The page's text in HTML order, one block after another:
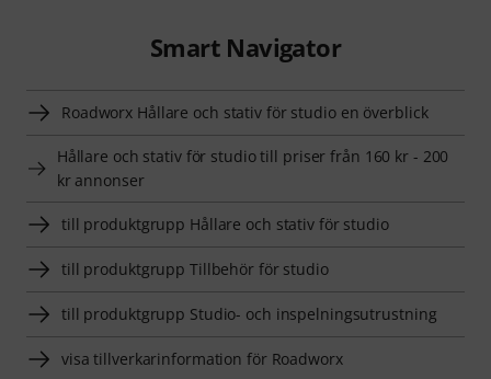
Smart Navigator
Roadworx Hållare och stativ för studio en överblick
Hållare och stativ för studio till priser från 160 kr - 200
kr annonser
till produktgrupp Hållare och stativ för studio
till produktgrupp Tillbehör för studio
till produktgrupp Studio- och inspelningsutrustning
visa tillverkarinformation för Roadworx